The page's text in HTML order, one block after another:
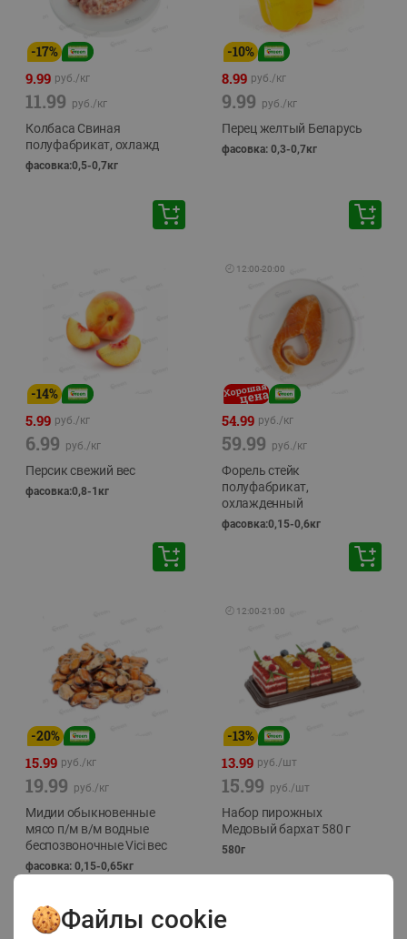
-17%
9.99 руб./кг
11.99 руб./кг
Колбаса Свиная
полуфабрикат, охлажд
фасовка:0,5-0,7кг
-10%
8.99 руб./кг
9.99 руб./кг
Перец желтый Беларусь
фасовка: 0,3-0,7кг
-14%
5.99 руб./кг
6.99 руб./кг
Персик свежий вес
фасовка:0,8-1кг
🕘 12:00-20:00
54.99 руб./кг
59.99 руб./кг
Форель стейк
полуфабрикат,
охлажденный
фасовка:0,15-0,6кг
-20%
15.99 руб./кг
19.99 руб./кг
Мидии обыкновенные
мясо п/м в/м водные
беспозвоночные Vici вес
фасовка: 0,15-0,65кг
🕘 12:00-21:00
-13%
13.99 руб./шт
15.99 руб./шт
Набор пирожных
Медовый бархат 580 г
580г
Файлы cookie